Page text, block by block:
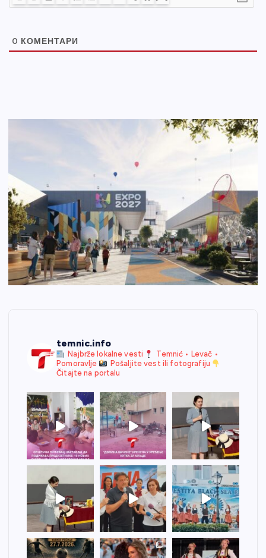
0 КОМЕНТАРИ
temnic.info
Najbrže lokalne vesti
Temnić • Levač •
Pomoravlje
Pošaljite vest ili fotografiju
Čitajte na portalu